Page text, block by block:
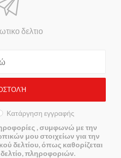
δελτιο
Κατάργηση εγγραφής
, συμφωνώ με την
μου στοιχείων για την
δελτίου, όπως καθορίζεται
πληροφοριών.